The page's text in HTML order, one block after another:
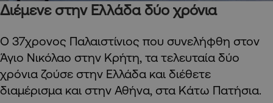
Διέμενε στην Ελλάδα δύο χρόνια
Ο 37χρονος Παλαιστίνιος που συνελήφθη στον
Άγιο Νικόλαο στην Κρήτη, τα τελευταία δύο
χρόνια ζούσε στην Ελλάδα και διέθετε
διαμέρισμα και στην Αθήνα, στα Κάτω Πατήσια.